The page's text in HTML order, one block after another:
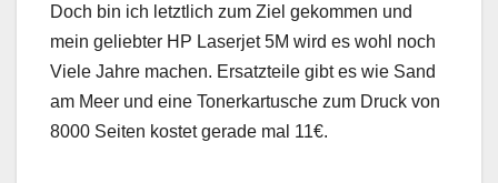
Doch bin ich letztlich zum Ziel gekommen und
mein geliebter HP Laserjet 5M wird es wohl noch
Viele Jahre machen. Ersatzteile gibt es wie Sand
am Meer und eine Tonerkartusche zum Druck von
8000 Seiten kostet gerade mal 11€.